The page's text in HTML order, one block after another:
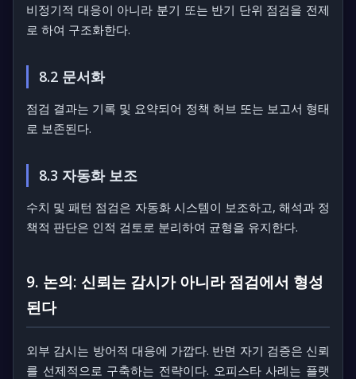
비정기적 대응이 아니라 분기 또는 반기 단위 점검을 전제
로 하여 구조화한다.
8.2 문서화
점검 결과는 기록 및 요약되어 정책 허브 또는 보고서 형태
로 보존된다.
8.3 자동화 보조
수치 및 패턴 점검은 자동화 시스템이 보조하고, 해석과 정
책적 판단은 인적 검토로 분리하여 균형을 유지한다.
9. 논의: 신뢰는 감시가 아니라 점검에서 형성
된다
외부 감시는 방어적 대응에 가깝다. 반면 자기 검증은 신뢰
를 선제적으로 구축하는 전략이다. 오피스타 사례는 플랫